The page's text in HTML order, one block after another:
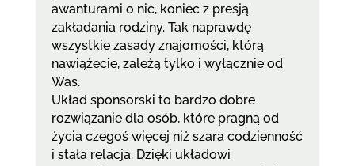
awanturami o nic, koniec z presją
zakładania rodziny. Tak naprawdę
wszystkie zasady znajomości, którą
nawiążecie, zależą tylko i wyłącznie od
Was.
Układ sponsorski to bardzo dobre
rozwiązanie dla osób, które pragną od
życia czegoś więcej niż szara codzienność
i stała relacja. Dzięki układowi